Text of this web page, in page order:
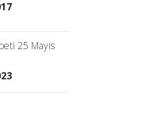
25 Mayıs